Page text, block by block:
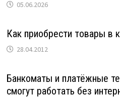
05.06.2026
Как приобрести товары в
28.04.2012
Банкоматы и платёжные
смогут работать без